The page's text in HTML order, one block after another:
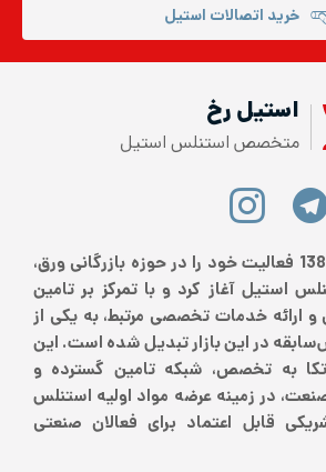
خرید اتصالات استیل
استیل رخ
متخصص استنلس استیل
استیل رخ از سال 1386 فعالیت خود را در حوزه بازرگانی ورق،
استیل آغاز کرد و با تمرکز بر تامین
و ارائه خدمات تخصصی مرتبط، به یکی از
در این بازار تبدیل شده است. این
به تخصص، شبکه تامین گسترده و
در زمینه عرضه مواد اولیه استنلس
قابل اعتماد برای فعالان صنعتی